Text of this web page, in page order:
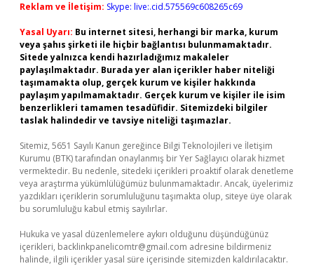
Reklam ve İletişim: Skype: live:.cid.575569c608265c69
Yasal Uyarı: Bu internet sitesi, herhangi bir marka, kurum
veya şahıs şirketi ile hiçbir bağlantısı bulunmamaktadır.
Sitede yalnızca kendi hazırladığımız makaleler
paylaşılmaktadır. Burada yer alan içerikler haber niteliği
taşımamakta olup, gerçek kurum ve kişiler hakkında
paylaşım yapılmamaktadır. Gerçek kurum ve kişiler ile isim
benzerlikleri tamamen tesadüfidir. Sitemizdeki bilgiler
taslak halindedir ve tavsiye niteliği taşımazlar.
Sitemiz, 5651 Sayılı Kanun gereğince Bilgi Teknolojileri ve İletişim
Kurumu (BTK) tarafından onaylanmış bir Yer Sağlayıcı olarak hizmet
vermektedir. Bu nedenle, sitedeki içerikleri proaktif olarak denetleme
veya araştırma yükümlülüğümüz bulunmamaktadır. Ancak, üyelerimiz
yazdıkları içeriklerin sorumluluğunu taşımakta olup, siteye üye olarak
bu sorumluluğu kabul etmiş sayılırlar.
Hukuka ve yasal düzenlemelere aykırı olduğunu düşündüğünüz
içerikleri, backlinkpanelicomtr@gmail.com adresine bildirmeniz
halinde, ilgili içerikler yasal süre içerisinde sitemizden kaldırılacaktır.